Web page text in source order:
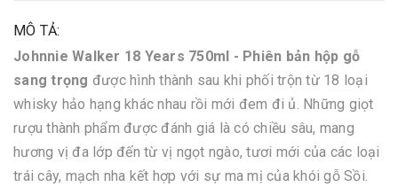
MÔ TẢ:
Johnnie Walker 18 Years 750ml - Phiên bản hộp gỗ
sang trọng được hình thành sau khi phối trộn từ 18 loại
whisky hảo hạng khác nhau rồi mới đem đi ủ. Những giọt
rượu thành phẩm được đánh giá là có chiều sâu, mang
hương vị đa lớp đến từ vị ngọt ngào, tươi mới của các loại
trái cây, mạch nha kết hợp với sự ma mị của khói gỗ Sồi.